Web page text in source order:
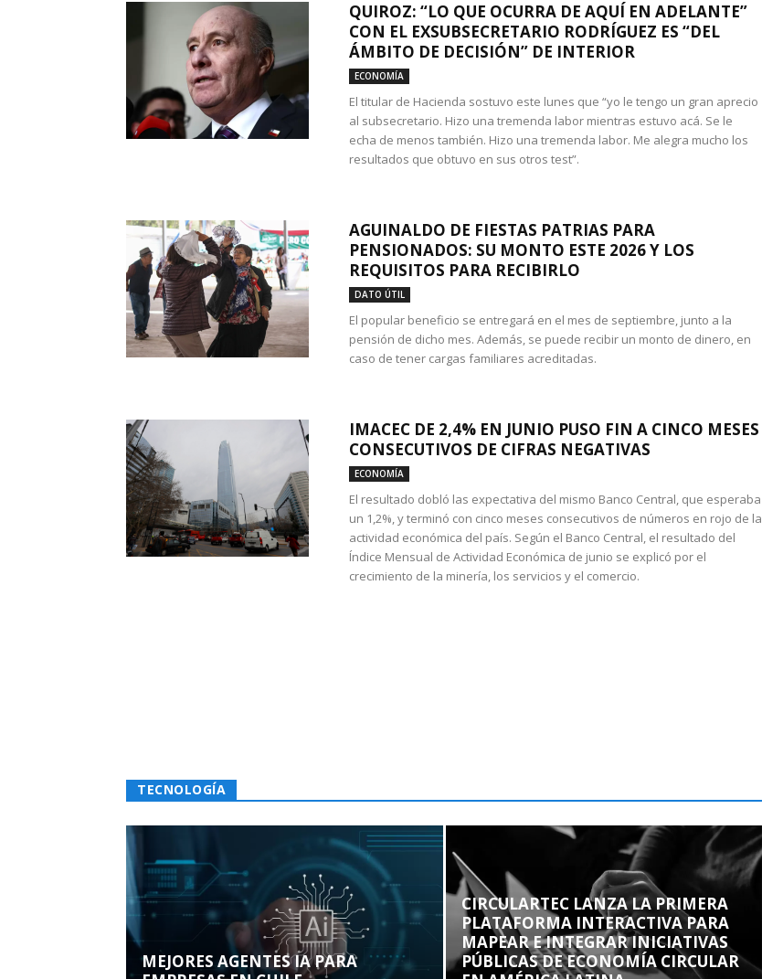
QUIROZ: “LO QUE OCURRA DE AQUÍ EN ADELANTE”
CON EL EXSUBSECRETARIO RODRÍGUEZ ES “DEL
ÁMBITO DE DECISIÓN” DE INTERIOR
ECONOMÍA
El titular de Hacienda sostuvo este lunes que “yo le tengo un gran aprecio
al subsecretario. Hizo una tremenda labor mientras estuvo acá. Se le
echa de menos también. Hizo una tremenda labor. Me alegra mucho los
resultados que obtuvo en sus otros test”.
AGUINALDO DE FIESTAS PATRIAS PARA
PENSIONADOS: SU MONTO ESTE 2026 Y LOS
REQUISITOS PARA RECIBIRLO
DATO ÚTIL
El popular beneficio se entregará en el mes de septiembre, junto a la
pensión de dicho mes. Además, se puede recibir un monto de dinero, en
caso de tener cargas familiares acreditadas.
IMACEC DE 2,4% EN JUNIO PUSO FIN A CINCO MESES
CONSECUTIVOS DE CIFRAS NEGATIVAS
ECONOMÍA
El resultado dobló las expectativa del mismo Banco Central, que esperaba
un 1,2%, y terminó con cinco meses consecutivos de números en rojo de la
actividad económica del país. Según el Banco Central, el resultado del
Índice Mensual de Actividad Económica de junio se explicó por el
crecimiento de la minería, los servicios y el comercio.
TECNOLOGÍA
MEJORES AGENTES IA PARA
CIRCULARTEC LANZA LA PRIMERA
PLATAFORMA INTERACTIVA PARA
MAPEAR E INTEGRAR INICIATIVAS
PÚBLICAS DE ECONOMÍA CIRCULAR